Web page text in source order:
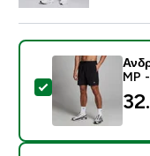
Select this
MP